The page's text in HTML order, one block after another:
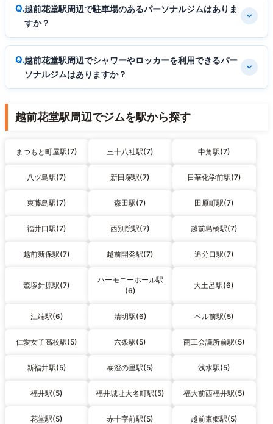
越前花堂駅周辺で駐車場のあるパーソナルジムはありま
すか？
越前花堂駅周辺でシャワーやロッカーを利用できるパー
ソナルジムはありますか？
越前花堂駅周辺でジムを駅から探す
まつもと町屋駅(7) 三十八社駅(7) 中角駅(7)
八ツ島駅(7) 新田塚駅(7) 日華化学前駅(7)
東藤島駅(7) 森田駅(7) 田原町駅(7)
福井口駅(7) 西別院駅(7) 越前島橋駅(7)
越前新保駅(7) 越前開発駅(7) 追分口駅(7)
鷲塚針原駅(7)
ハーモニーホール駅
(6)
大土呂駅(6)
江端駅(6) 清明駅(6) ベル前駅(5)
仁愛女子高校駅(5) 六条駅(5) 商工会議所前駅(5)
新福井駅(5) 泰澄の里駅(5) 浅水駅(5)
福井駅(5) 福井城址大名町駅(5) 福大前西福井駅(5)
花堂駅(5) 赤十字前駅(5) 越前東郷駅(5)